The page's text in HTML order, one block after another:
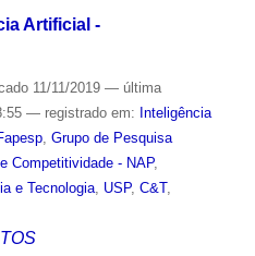
Artificial -
11/11/2019 — última
— registrado em: Inteligência
, Grupo de Pesquisa
Competitividade - NAP,
e Tecnologia, USP, C&T,